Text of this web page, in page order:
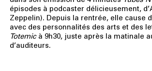
épisodes à podcaster délicieusement,
Zeppelin). Depuis la rentrée, elle cause
avec des personnalités des arts et des
Totemicà 9h30, juste après la matinale
d’auditeurs.